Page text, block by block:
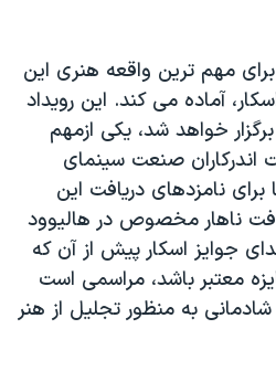
مهم ترین واقعه هنری این
آماده می کند. این رویداد
روز ۷ مارس برگزار خواهد شد، یکی ازمهم
اندرکاران صنعت سینمای
برای نامزدهای دریافت این
ناهار مخصوص در هالیوود
جوایز اسکار پیش از آن که
معتبر باشد، مراسمی است
به منظور تجلیل از هنر